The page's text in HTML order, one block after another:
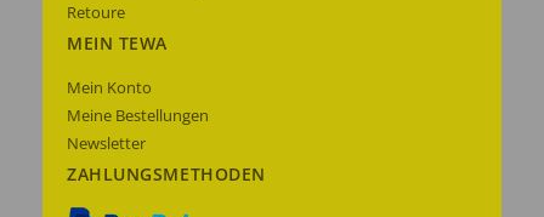
Retoure
MEIN TEWA
Mein Konto
Meine Bestellungen
Newsletter
ZAHLUNGSMETHODEN